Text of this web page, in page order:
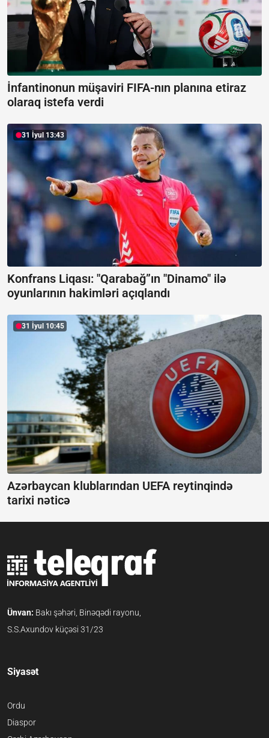
İnfantinonun müşaviri FIFA-nın planına etiraz
olaraq istefa verdi
31 İyul 13:43
Konfrans Liqası: "Qarabağ”ın "Dinamo" ilə
oyunlarının hakimləri açıqlandı
31 İyul 10:45
Azərbaycan klublarından UEFA reytinqində
tarixi nəticə
Ünvan: Bakı şəhəri, Binəqədi rayonu,
S.S.Axundov küçəsi 31/23
Siyasət
Ordu
Diaspor